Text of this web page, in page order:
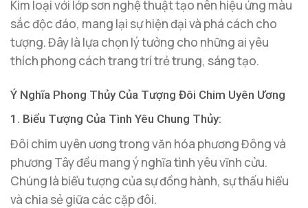
Kim loại với lớp sơn nghệ thuật tạo nên hiệu ứng màu
sắc độc đáo, mang lại sự hiện đại và phá cách cho
tượng. Đây là lựa chọn lý tưởng cho những ai yêu
thích phong cách trang trí trẻ trung, sáng tạo.
Ý Nghĩa Phong Thủy Của Tượng Đôi Chim Uyên Ương
1. Biểu Tượng Của Tình Yêu Chung Thủy:
Đôi chim uyên ương trong văn hóa phương Đông và
phương Tây đều mang ý nghĩa tình yêu vĩnh cửu.
Chúng là biểu tượng của sự đồng hành, sự thấu hiểu
và chia sẻ giữa các cặp đôi.